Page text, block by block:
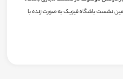
نشست باشگاه فیزیک به صورت زنده با